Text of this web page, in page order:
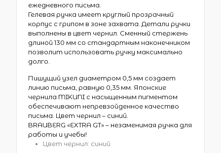
ежедневного письма.
Гелевая ручка имеет круглый прозрачный
корпус с грипом в зоне захвата. Детали ручки
выполнены в цвет чернил. Сменный стержень
длиной 130 мм со стандартным наконечником
позволит использовать ручку максимально
долго.
Пишущий узел диаметром 0,5 мм создает
линию письма, равную 0,35 мм. Японские
чернила MIKUNI с насыщенным пигментом
обеспечивают непревзойденное качество
письма. Цвет чернил – синий.
BRAUBERG «EXTRA GT» – незаменимая ручка для
работы и учебы!
Цвет чернил: синий